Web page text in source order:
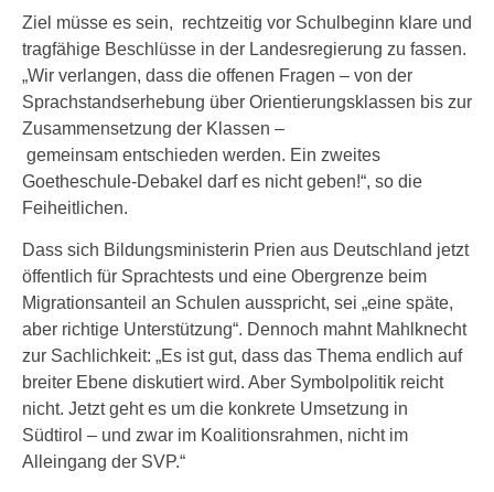
Ziel müsse es sein, rechtzeitig vor Schulbeginn klare und
tragfähige Beschlüsse in der Landesregierung zu fassen.
„Wir verlangen, dass die offenen Fragen – von der
Sprachstandserhebung über Orientierungsklassen bis zur
Zusammensetzung der Klassen –
gemeinsam entschieden werden. Ein zweites
Goetheschule-Debakel darf es nicht geben!“, so die
Feiheitlichen.
Dass sich Bildungsministerin Prien aus Deutschland jetzt
öffentlich für Sprachtests und eine Obergrenze beim
Migrationsanteil an Schulen ausspricht, sei „eine späte,
aber richtige Unterstützung“. Dennoch mahnt Mahlknecht
zur Sachlichkeit: „Es ist gut, dass das Thema endlich auf
breiter Ebene diskutiert wird. Aber Symbolpolitik reicht
nicht. Jetzt geht es um die konkrete Umsetzung in
Südtirol – und zwar im Koalitionsrahmen, nicht im
Alleingang der SVP.“